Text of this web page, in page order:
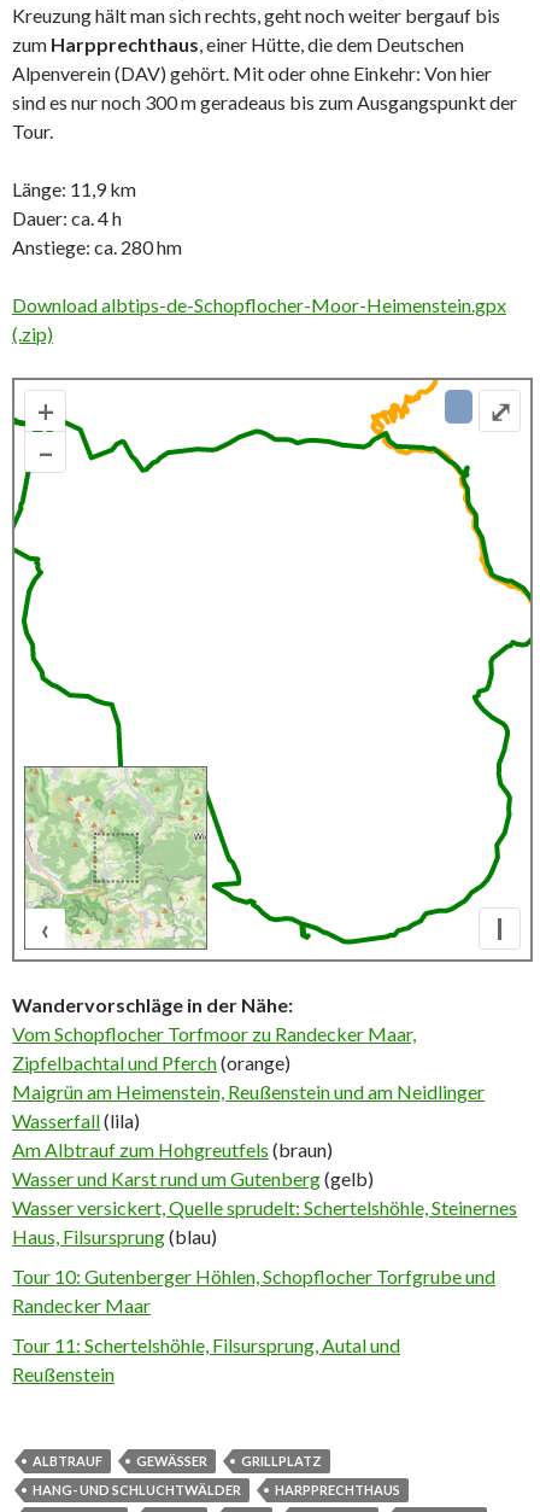
Kreuzung hält man sich rechts, geht noch weiter bergauf bis
zum Harpprechthaus, einer Hütte, die dem Deutschen
Alpenverein (DAV) gehört. Mit oder ohne Einkehr: Von hier
sind es nur noch 300 m geradeaus bis zum Ausgangspunkt der
Tour.
Länge: 11,9 km
Dauer: ca. 4 h
Anstiege: ca. 280 hm
Download albtips-de-Schopflocher-Moor-Heimenstein.gpx
(.zip)
+
–
I
500 m
‹
⤢
Wandervorschläge in der Nähe:
Vom Schopflocher Torfmoor zu Randecker Maar,
Zipfelbachtal und Pferch(orange)
Maigrün am Heimenstein, Reußenstein und am Neidlinger
Wasserfall(lila)
Am Albtrauf zum Hohgreutfels (braun)
Wasser und Karst rund um Gutenberg(gelb)
Wasser versickert, Quelle sprudelt: Schertelshöhle, Steinernes
Haus, Filsursprung(blau)
Tour 10: Gutenberger Höhlen, Schopflocher Torfgrube und
Randecker Maar
Tour 11: Schertelshöhle, Filsursprung, Autal und
Reußenstein
ALBTRAUF GEWÄSSER
GRILLPLATZ
HANG- UND SCHLUCHTWÄLDER
HARPPRECHTHAUS